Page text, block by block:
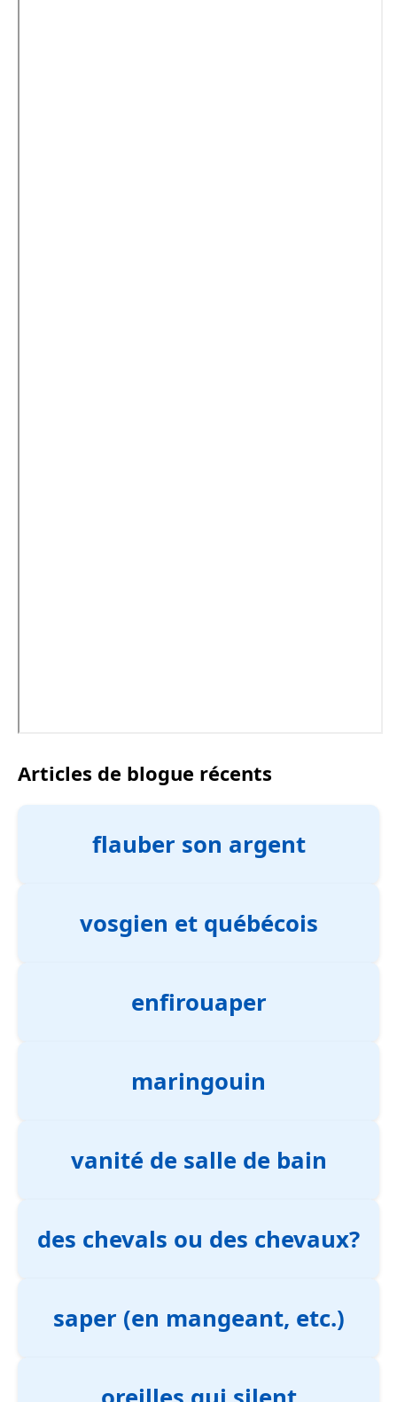
Articles de blogue récents
flauber son argent
vosgien et québécois
enfirouaper
maringouin
vanité de salle de bain
des chevals ou des chevaux?
saper (en mangeant, etc.)